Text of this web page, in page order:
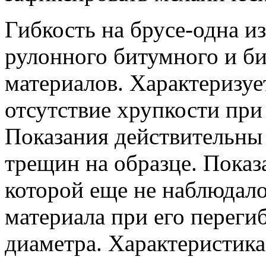
Гибкость на брусе-одна
рулонного битумного и
материалов.
отсутствие хрупкости
Показания
трещин на образце.
которой еще не
материала при его
диаметра.